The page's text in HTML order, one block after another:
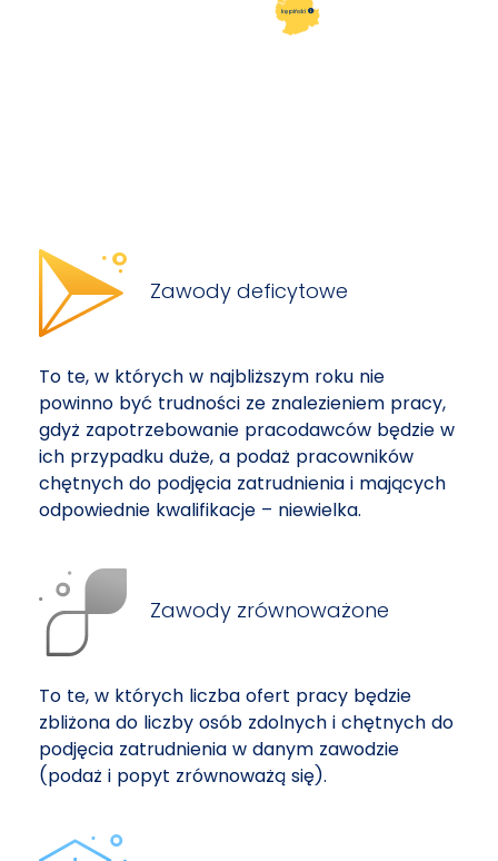
kępiński
Zawody deficytowe
To te, w których w najbliższym roku nie
powinno być trudności ze znalezieniem pracy,
gdyż zapotrzebowanie pracodawców będzie w
ich przypadku duże, a podaż pracowników
chętnych do podjęcia zatrudnienia i mających
odpowiednie kwalifikacje – niewielka.
Zawody zrównoważone
To te, w których liczba ofert pracy będzie
zbliżona do liczby osób zdolnych i chętnych do
podjęcia zatrudnienia w danym zawodzie
(podaż i popyt zrównoważą się).